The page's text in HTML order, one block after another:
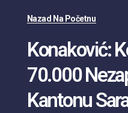
Nazad Na Početnu
Konaković:
70.000
Kantonu